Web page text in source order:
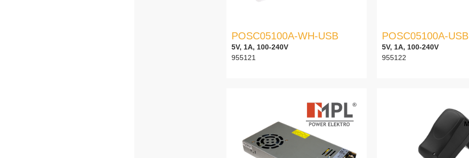
POSC05100A-WH-USB
5V, 1A, 100-240V
955121
POSC05100A-USB
5V, 1A, 100-240V
955122